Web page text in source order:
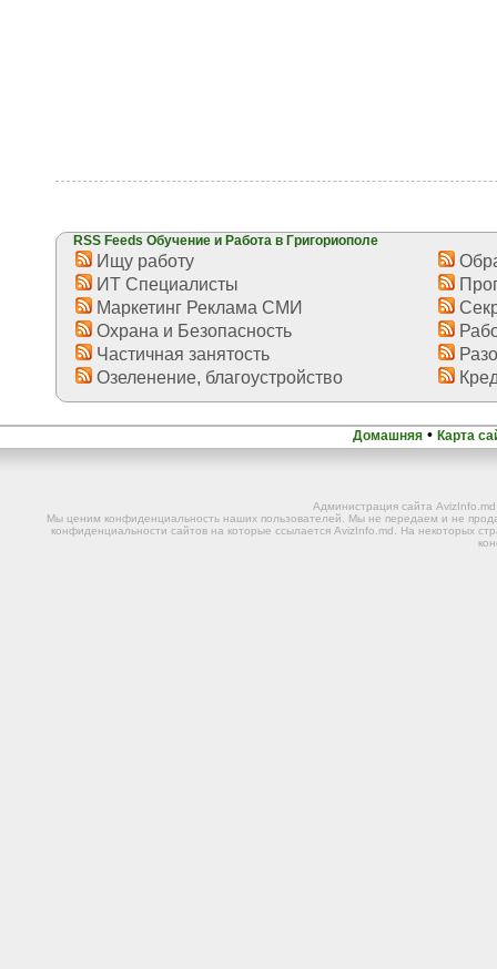
RSS Feeds Обучение и Работа в Григориополе
Ищу работу
ИТ Специалисты
Маркетинг Реклама СМИ
Охрана и Безопасность
Частичная занятость
Озеленение, благоустройство
Домашняя • Карта
Администрация сайта
Мы ценим конфиденциальность наших пользователей. Мы не передаем и не
конфиденциальности сайтов на которые ссылается AvizInfo.md. На некоторых